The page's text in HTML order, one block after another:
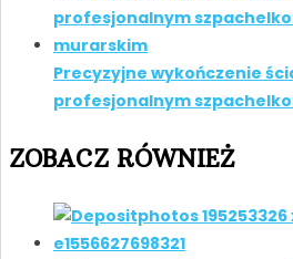
Precyzyjne wykończenie
profesjonalnym
ZOBACZ RÓWNIEŻ